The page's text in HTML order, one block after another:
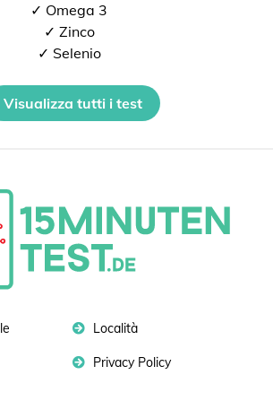
✓ Omega 3
✓ Zinco
✓ Selenio
Visualizza tutti i test
Località
Privacy Policy